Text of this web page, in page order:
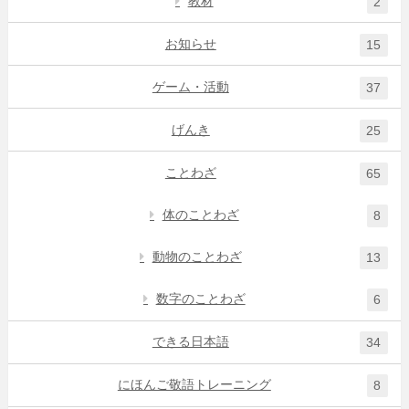
お知らせ 15
ゲーム・活動 37
げんき 25
ことわざ 65
体のことわざ 8
動物のことわざ 13
数字のことわざ 6
できる日本語 34
にほんご敬語トレーニング 8